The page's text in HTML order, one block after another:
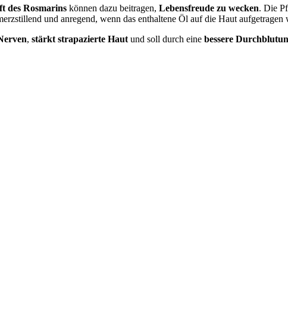
des Rosmarins können dazu beitragen, Lebensfreude zu wecken. Die
und anregend, wenn das enthaltene Öl auf die Haut aufgetragen
, stärkt strapazierte Haut und soll durch eine bessere